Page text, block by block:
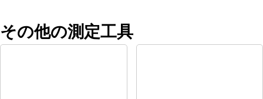
その他の測定工具